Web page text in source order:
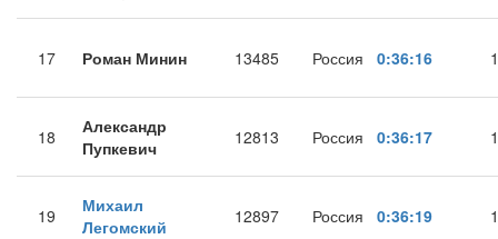
17 Роман Минин 13485 Россия 0:36:16
18
Александр
Пупкевич
12813 Россия 0:36:17
19
Михаил
Легомский
12897 Россия 0:36:19